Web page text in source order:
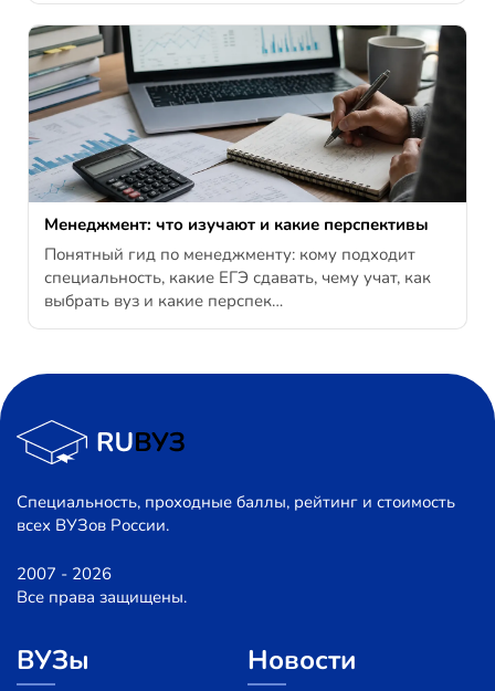
Менеджмент: что изучают и какие перспективы
Понятный гид по менеджменту: кому подходит
специальность, какие ЕГЭ сдавать, чему учат, как
выбрать вуз и какие перспек…
Специальность, проходные баллы, рейтинг и стоимость
всех ВУЗов России.
2007 - 2026
Все права защищены.
ВУЗы Новости